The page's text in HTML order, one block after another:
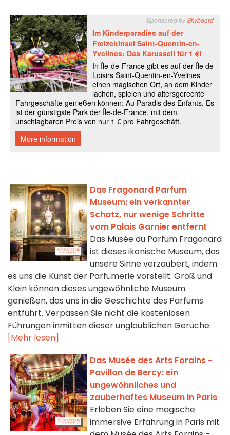
Das Fragonard Parfum
Museum: ein verkannter
Schatz, nur wenige Schritte
vom Palais Garnier entfernt
Das Musée du Parfum Fragonard
ist dieses ikonische Museum, das
unsere Sinne verzaubert, indem
es uns die Kunst der Parfümerie vorstellt. Groß und
Klein können dieses ungewöhnliche Museum
genießen, das uns in die Geschichte des Parfums
entführt. Verpassen Sie nicht die kostenlosen
Führungen inmitten dieser unglaublichen Gerüche.
[Mehr lesen]
Das Musée des Arts Forains -
Pavillon de Bercy: ein
ungewöhnliches und
zauberhaftes Museum in Paris
Erleben Sie eine magische
immersive Erfahrung in Paris mit